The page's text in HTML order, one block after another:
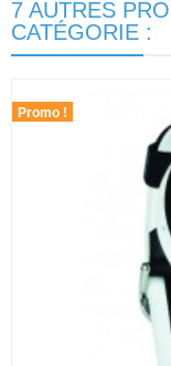
7 AUTRES
CATÉGORIE :
Promo !